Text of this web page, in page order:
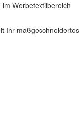
Werbetextilbereich
Ihr maßgeschneidertes